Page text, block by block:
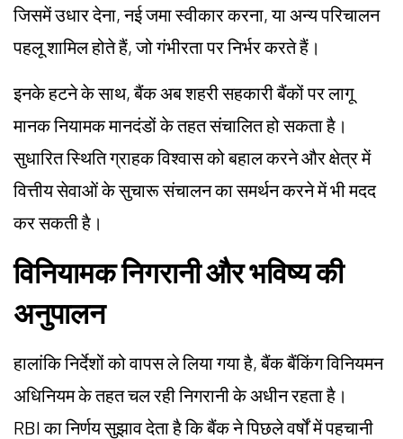
जिसमें उधार देना, नई जमा स्वीकार करना, या अन्य परिचालन
पहलू शामिल होते हैं, जो गंभीरता पर निर्भर करते हैं।
इनके हटने के साथ, बैंक अब शहरी सहकारी बैंकों पर लागू
मानक नियामक मानदंडों के तहत संचालित हो सकता है।
सुधारित स्थिति ग्राहक विश्वास को बहाल करने और क्षेत्र में
वित्तीय सेवाओं के सुचारू संचालन का समर्थन करने में भी मदद
कर सकती है।
विनियामक निगरानी और भविष्य की
अनुपालन
हालांकि निर्देशों को वापस ले लिया गया है, बैंक बैंकिंग विनियमन
अधिनियम के तहत चल रही निगरानी के अधीन रहता है।
RBI का निर्णय सुझाव देता है कि बैंक ने पिछले वर्षों में पहचानी